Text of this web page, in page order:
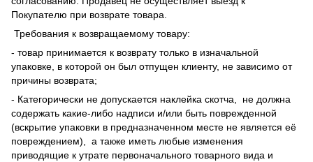
Покупателю при возврате товара.
Требования к возвращаемому товару:
- товар принимается к возврату только в изначальной
упаковке, в которой он был отпущен клиенту, не зависимо от
причины возврата;
- Категорически не допускается наклейка скотча, не должна
содержать какие-либо надписи и/или быть поврежденной
(вскрытие упаковки в предназначенном месте не является её
повреждением), а также иметь любые изменения
приводящие к утрате первоначального товарного вида и